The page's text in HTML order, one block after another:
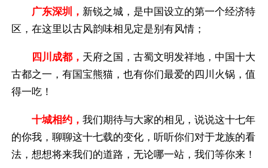
广东深圳， 新锐之城，是中国设立的第一个经济特
区，在这里以古风韵味相见定是别有风情；
四川成都， 天府之国，古蜀文明发祥地，中国十大
古都之一，有国宝熊猫，也有你们最爱的四川火锅，值
得一吃！
十城相约，我们期待与大家的相见，说说这十七年
的你我，聊聊这十七载的变化，听听你们对于龙族的看
法，想想将来我们的道路，无论哪一站，我们等你来！